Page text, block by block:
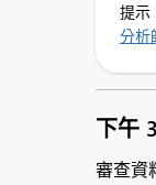
提示
分析
下午
審查資